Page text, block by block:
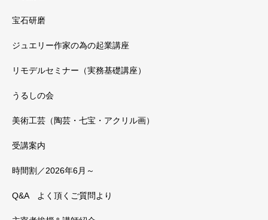
宝石研磨
ジュエリー作家の為の起業講座
リモデルセミナー（実務基礎講座）
うるしの会
美術工芸（陶芸・七宝・アクリル画）
受講案内
時間割／2026年6月～
Q&A よく頂くご質問より